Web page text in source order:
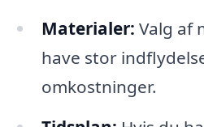
Materialer: Valg af
have stor
omkostninger.